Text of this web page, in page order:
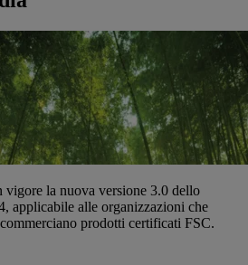
vigore la nuova versione 3.0 dello
applicabile alle organizzazioni che
prodotti certificati FSC.